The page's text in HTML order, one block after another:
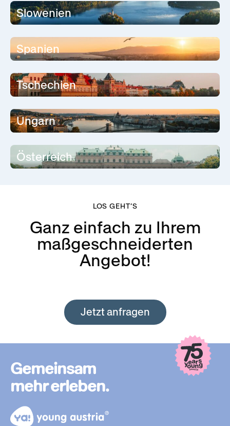
Slowenien
Spanien
Tschechien
Ungarn
Österreich
LOS GEHT’S
Ganz einfach zu Ihrem
maßgeschneiderten
Angebot!
Jetzt anfragen
Gemeinsam
mehr erleben.